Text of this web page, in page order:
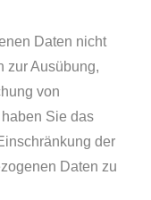
Daten nicht
zur Ausübung,
von
Sie das
der
Daten zu